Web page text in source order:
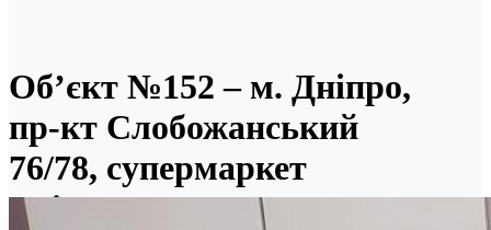
Об’єкт №152 – м. Дніпро,
пр-кт Слобожанський
76/78, супермаркет
«Сільпо»